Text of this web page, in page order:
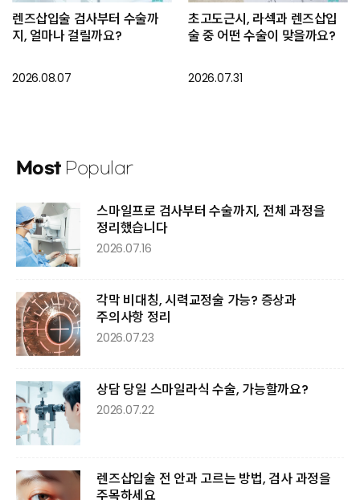
렌즈삽입술 검사부터 수술까
지, 얼마나 걸릴까요?
2026.08.07
초고도근시, 라섹과 렌즈삽입
술 중 어떤 수술이 맞을까요?
2026.07.31
Most Popular
스마일프로 검사부터 수술까지, 전체 과정을
정리했습니다
2026.07.16
각막 비대칭, 시력교정술 가능? 증상과
주의사항 정리
2026.07.23
상담 당일 스마일라식 수술, 가능할까요?
2026.07.22
렌즈삽입술 전 안과 고르는 방법, 검사 과정을
주목하세요